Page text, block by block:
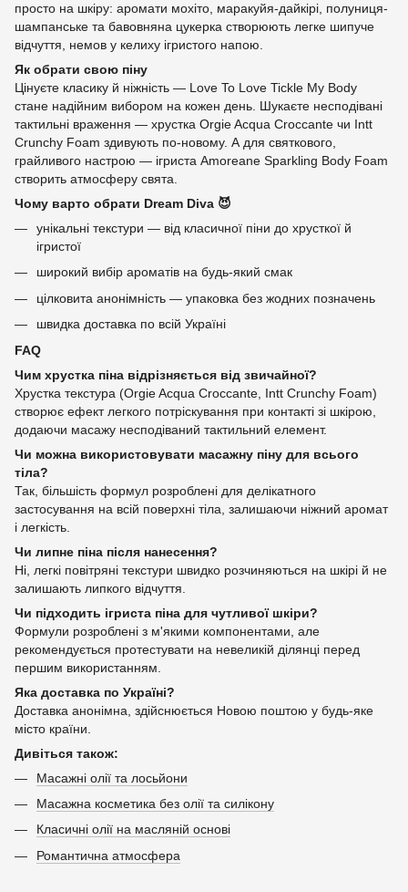
просто на шкіру: аромати мохіто, маракуйя-дайкірі, полуниця-
шампанське та бавовняна цукерка створюють легке шипуче
відчуття, немов у келиху ігристого напою.
Як обрати свою піну
Цінуєте класику й ніжність — Love To Love Tickle My Body
стане надійним вибором на кожен день. Шукаєте несподівані
тактильні враження — хрустка Orgie Acqua Croccante чи Intt
Crunchy Foam здивують по-новому. А для святкового,
грайливого настрою — ігриста Amoreane Sparkling Body Foam
створить атмосферу свята.
Чому варто обрати Dream Diva 😈
унікальні текстури — від класичної піни до хрусткої й
ігристої
широкий вибір ароматів на будь-який смак
цілковита анонімність — упаковка без жодних позначень
швидка доставка по всій Україні
FAQ
Чим хрустка піна відрізняється від звичайної?
Хрустка текстура (Orgie Acqua Croccante, Intt Crunchy Foam)
створює ефект легкого потріскування при контакті зі шкірою,
додаючи масажу несподіваний тактильний елемент.
Чи можна використовувати масажну піну для всього
тіла?
Так, більшість формул розроблені для делікатного
застосування на всій поверхні тіла, залишаючи ніжний аромат
і легкість.
Чи липне піна після нанесення?
Ні, легкі повітряні текстури швидко розчиняються на шкірі й не
залишають липкого відчуття.
Чи підходить ігриста піна для чутливої шкіри?
Формули розроблені з м'якими компонентами, але
рекомендується протестувати на невеликій ділянці перед
першим використанням.
Яка доставка по Україні?
Доставка анонімна, здійснюється Новою поштою у будь-яке
місто країни.
Дивіться також:
Масажні олії та лосьйони
Масажна косметика без олії та силікону
Класичні олії на масляній основі
Романтична атмосфера